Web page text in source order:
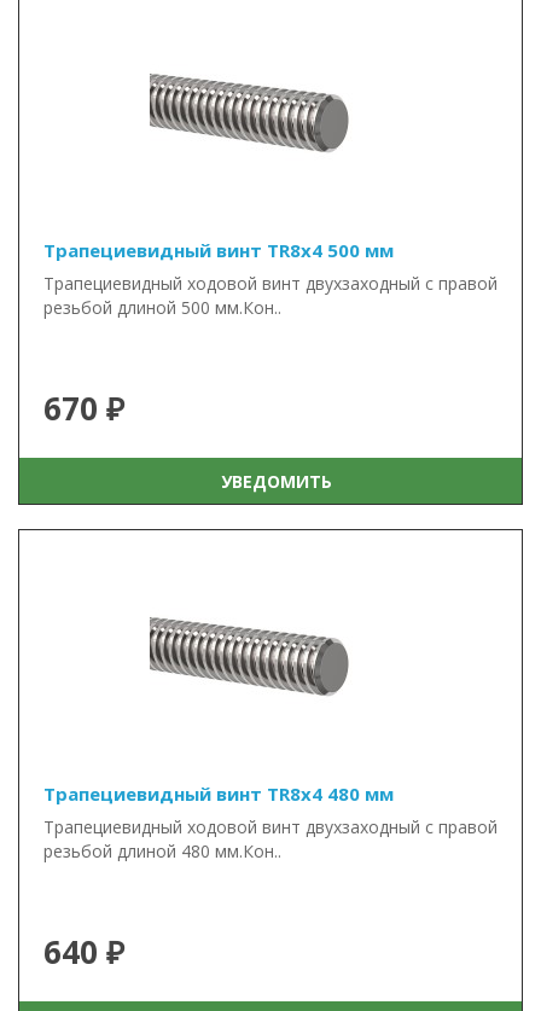
Трапециевидный винт TR8x4 500 мм
Трапециевидный ходовой винт двухзаходный с правой
резьбой длиной 500 мм.Кон..
670 ₽
УВЕДОМИТЬ
Трапециевидный винт TR8x4 480 мм
Трапециевидный ходовой винт двухзаходный с правой
резьбой длиной 480 мм.Кон..
640 ₽